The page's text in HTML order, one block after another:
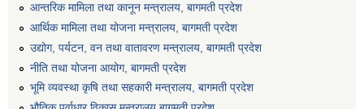
आन्तरिक मामिला तथा कानून मन्त्रालय, बागमती प्रदेश
आर्थिक मामिला तथा योजना मन्त्रालय, बागमती प्रदेश
उद्योग, पर्यटन, वन तथा वातावरण मन्त्रालय, बागमती प्रदेश
नीति तथा योजना आयोग, बागमती प्रदेश
भूमि व्यवस्था कृषि तथा सहकारी मन्त्रालय, बागमती प्रदेश